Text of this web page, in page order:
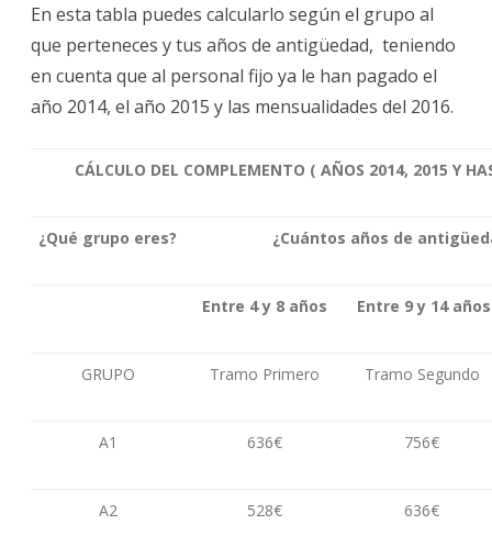
En esta tabla puedes calcularlo según el grupo al
que perteneces y tus años de antigüedad, teniendo
en cuenta que al personal fijo ya le han pagado el
año 2014, el año 2015 y las mensualidades del 2016.
CÁLCULO DEL COMPLEMENTO ( AÑOS 2014, 2015 Y
¿Qué grupo eres? ¿Cuántos años de
Entre 4 y 8 años Entre 9 y 14 años
GRUPO Tramo Primero Tramo Segundo
A1 636€ 756€
A2 528€ 636€